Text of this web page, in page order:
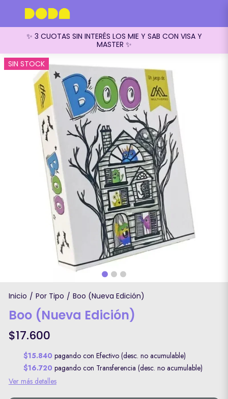
✨ 3 CUOTAS SIN INTERÉS LOS MIE Y SAB CON VISA Y
MASTER ✨
SIN STOCK
Inicio / Por Tipo / Boo (Nueva Edición)
Boo (Nueva Edición)
$17.600
$15.840 pagando con Efectivo (desc. no acumulable)
$16.720 pagando con Transferencia (desc. no acumulable)
Ver más detalles